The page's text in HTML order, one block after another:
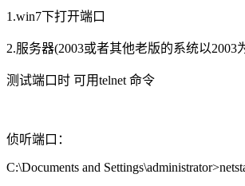
1.win7下打开端口
2.服务器(2003或者其他老版的系统以2003
测试端口时 可用telnet 命令
侦听端口：
C:\Documents and